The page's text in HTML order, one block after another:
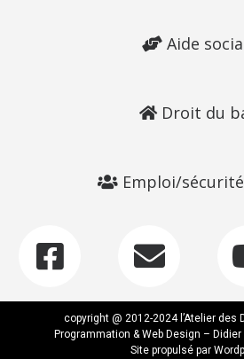
Aide
Droit du
Emploi/
copyright @ 2012-2024 l’Atelier des
Programmation & Web Design –
Site propulsé par